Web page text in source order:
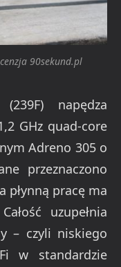
90sekund.pl
napędza
GHz quad-core
Adreno 305 o
przeznaczono
płynną pracę ma
uzupełnia
– czyli niskiego
w standardzie